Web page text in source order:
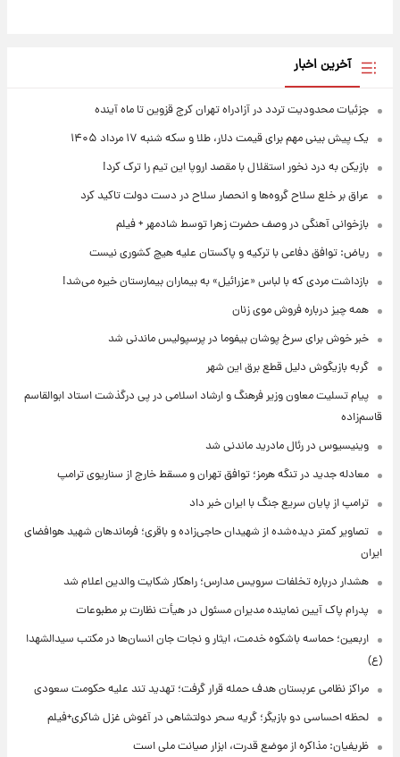
آخرین اخبار
جزئیات محدودیت تردد در آزادراه تهران کرج قزوین تا ماه آینده
یک پیش ‌بینی مهم برای قیمت دلار، طلا و سکه شنبه ۱۷ مرداد ۱۴۰۵
بازیکن به درد نخور استقلال با مقصد اروپا این تیم را ترک کرد!
عراق بر خلع سلاح گروه‌ها و انحصار سلاح در دست دولت تاکید کرد
بازخوانی آهنگی در وصف حضرت زهرا توسط شادمهر + فیلم
ریاض: توافق دفاعی با ترکیه و پاکستان علیه هیچ کشوری نیست
بازداشت مردی که با لباس «عزرائیل» به بیماران بیمارستان خیره می‌شد!
همه چیز درباره فروش موی زنان
خبر خوش برای سرخ پوشان بیفوما در پرسپولیس ماندنی شد
گربه بازیگوش دلیل قطع برق این شهر
پیام تسلیت معاون وزیر فرهنگ و ارشاد اسلامی در پی درگذشت استاد ابوالقاسم
قاسم‌زاده
وینیسیوس در رئال مادرید ماندنی شد
معادله جدید در تنگه هرمز؛ توافق تهران و مسقط خارج از سناریوی ترامپ
ترامپ از پایان سریع جنگ با ایران خبر داد
تصاویر کمتر دیده‌شده از شهیدان حاجی‌زاده و باقری؛ فرماندهان شهید هوافضای
ایران
هشدار درباره تخلفات سرویس مدارس؛ راهکار شکایت والدین اعلام شد
پدرام پاک آیین نماینده مدیران مسئول در هیأت نظارت بر مطبوعات
اربعین؛ حماسه باشکوه خدمت، ایثار و نجات جان انسان‌ها در مکتب سیدالشهدا
(ع)
مراکز نظامی عربستان هدف حمله قرار گرفت؛ تهدید تند علیه حکومت سعودی
لحظه احساسی دو بازیگر؛ گریه سحر دولتشاهی در آغوش غزل شاکری+فیلم
ظریفیان: مذاکره از موضع قدرت، ابزار صیانت ملی است